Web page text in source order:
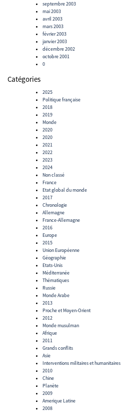
septembre 2003
mai 2003
avril 2003
mars 2003
février 2003
janvier 2003
décembre 2002
octobre 2001
0
Catégories
2025
Politique française
2018
2019
Monde
2020
2020
2021
2022
2023
2024
Non classé
France
Etat global du monde
2017
Chronologie
Allemagne
France-Allemagne
2016
Europe
2015
Union Européenne
Géographie
Etats-Unis
Méditerranée
Thématiques
Russie
Monde Arabe
2013
Proche et Moyen-Orient
2012
Monde musulman
Afrique
2011
Grands conflits
Asie
Interventions militaires et humanitaires
2010
Chine
Planète
2009
Amerique Latine
2008